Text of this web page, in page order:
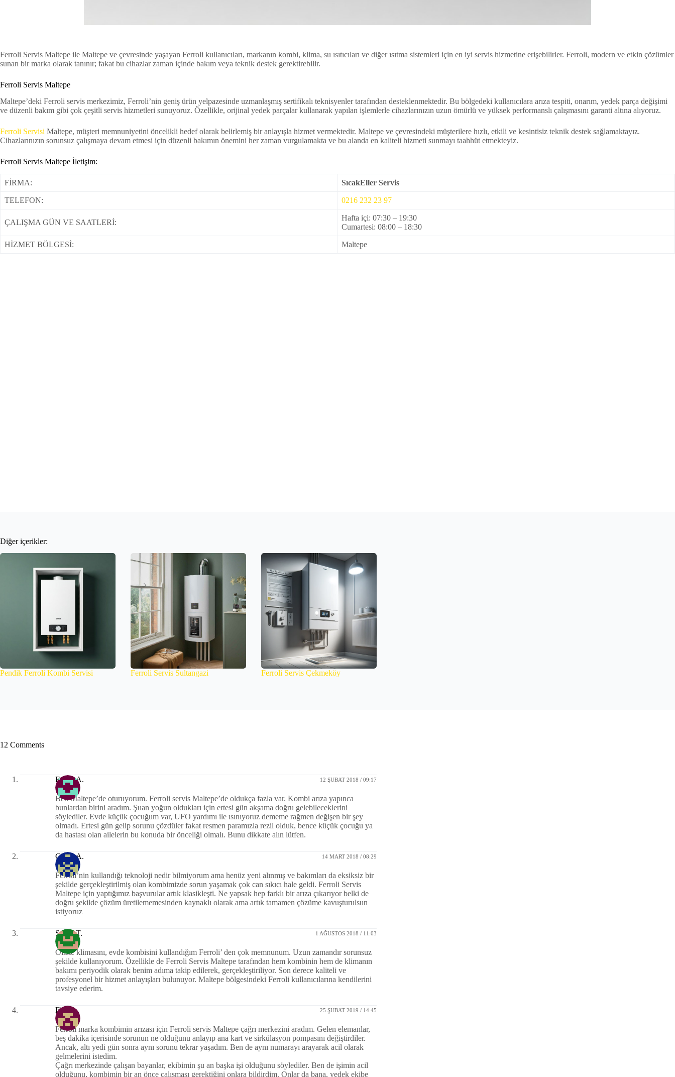
Ferroli Servis Maltepe ile Maltepe ve çevresinde yaşayan Ferroli kullanıcıları, markanın kombi, klima, su ısıtıcıları ve diğer ısıtma sistemleri için en iyi servis hizmetine erişebilirler. Ferroli, modern ve etkin çözümler
sunan bir marka olarak tanınır; fakat bu cihazlar zaman içinde bakım veya teknik destek gerektirebilir.
Ferroli Servis Maltepe
Maltepe’deki Ferroli servis merkezimiz, Ferroli’nin geniş ürün yelpazesinde uzmanlaşmış sertifikalı teknisyenler tarafından desteklenmektedir. Bu bölgedeki kullanıcılara arıza tespiti, onarım, yedek parça değişimi
ve düzenli bakım gibi çok çeşitli servis hizmetleri sunuyoruz. Özellikle, orijinal yedek parçalar kullanarak yapılan işlemlerle cihazlarınızın uzun ömürlü ve yüksek performanslı çalışmasını garanti altına alıyoruz.
Ferroli Servisi Maltepe, müşteri memnuniyetini öncelikli hedef olarak belirlemiş bir anlayışla hizmet vermektedir. Maltepe ve çevresindeki müşterilere hızlı, etkili ve kesintisiz teknik destek sağlamaktayız.
Cihazlarınızın sorunsuz çalışmaya devam etmesi için düzenli bakımın önemini her zaman vurgulamakta ve bu alanda en kaliteli hizmeti sunmayı taahhüt etmekteyiz.
Ferroli Servis Maltepe İletişim:
FİRMA: SıcakEller Servis
TELEFON: 0216 232 23 97
ÇALIŞMA GÜN VE SAATLERİ:
Hafta içi: 07:30 – 19:30
Cumartesi: 08:00 – 18:30
HİZMET BÖLGESİ: Maltepe
Diğer içerikler:
Pendik Ferroli Kombi Servisi Ferroli Servis Sultangazi Ferroli Servis Çekmeköy
12 Comments
Erhan A. 12 ŞUBAT 2018 / 09:17
Ben Maltepe’de oturuyorum. Ferroli servis Maltepe’de oldukça fazla var. Kombi arıza yapınca
bunlardan birini aradım. Şuan yoğun oldukları için ertesi gün akşama doğru gelebileceklerini
söylediler. Evde küçük çocuğum var, UFO yardımı ile ısınıyoruz dememe rağmen değişen bir şey
olmadı. Ertesi gün gelip sorunu çözdüler fakat resmen paramızla rezil olduk, bence küçük çocuğu ya
da hastası olan ailelerin bu konuda bir önceliği olmalı. Bunu dikkate alın lütfen.
Cihan A. 14 MART 2018 / 08:29
Ferroli’nin kullandığı teknoloji nedir bilmiyorum ama henüz yeni alınmış ve bakımları da eksiksiz bir
şekilde gerçekleştirilmiş olan kombimizde sorun yaşamak çok can sıkıcı hale geldi. Ferroli Servis
Maltepe için yaptığımız başvurular artık klasikleşti. Ne yapsak hep farklı bir arıza çıkarıyor belki de
doğru şekilde çözüm üretilememesinden kaynaklı olarak ama artık tamamen çözüme kavuşturulsun
istiyoruz
Savaş T. 1 AĞUSTOS 2018 / 11:03
Ofiste klimasını, evde kombisini kullandığım Ferroli’ den çok memnunum. Uzun zamandır sorunsuz
şekilde kullanıyorum. Özellikle de Ferroli Servis Maltepe tarafından hem kombinin hem de klimanın
bakımı periyodik olarak benim adıma takip edilerek, gerçekleştiriliyor. Son derece kaliteli ve
profesyonel bir hizmet anlayışları bulunuyor. Maltepe bölgesindeki Ferroli kullanıcılarına kendilerini
tavsiye ederim.
Figen 25 ŞUBAT 2019 / 14:45
Ferroli marka kombimin arızası için Ferroli servis Maltepe çağrı merkezini aradım. Gelen elemanlar,
beş dakika içerisinde sorunun ne olduğunu anlayıp ana kart ve sirkülasyon pompasını değiştirdiler.
Ancak, altı yedi gün sonra aynı sorunu tekrar yaşadım. Ben de aynı numarayı arayarak acil olarak
gelmelerini istedim.
Çağrı merkezinde çalışan bayanlar, ekibimin şu an başka işi olduğunu söylediler. Ben de işimin acil
olduğunu, kombimin bir an önce çalışması gerektiğini onlara bildirdim. Onlar da bana, yedek ekibe